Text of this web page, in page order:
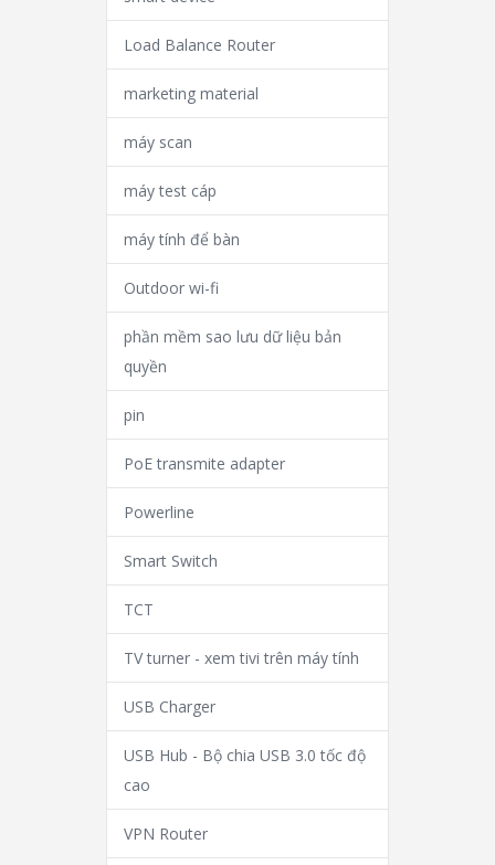
Load Balance Router
marketing material
máy scan
máy test cáp
máy tính để bàn
Outdoor wi-fi
phần mềm sao lưu dữ liệu bản
quyền
pin
PoE transmite adapter
Powerline
Smart Switch
TCT
TV turner - xem tivi trên máy tính
USB Charger
USB Hub - Bộ chia USB 3.0 tốc độ
cao
VPN Router